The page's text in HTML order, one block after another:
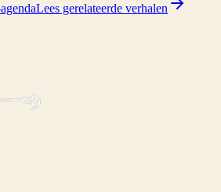
Lees gerelateerde verhalen